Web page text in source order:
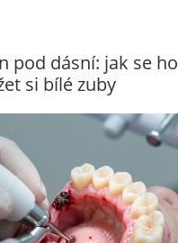
pod dásní: jak se ho
si bílé zuby